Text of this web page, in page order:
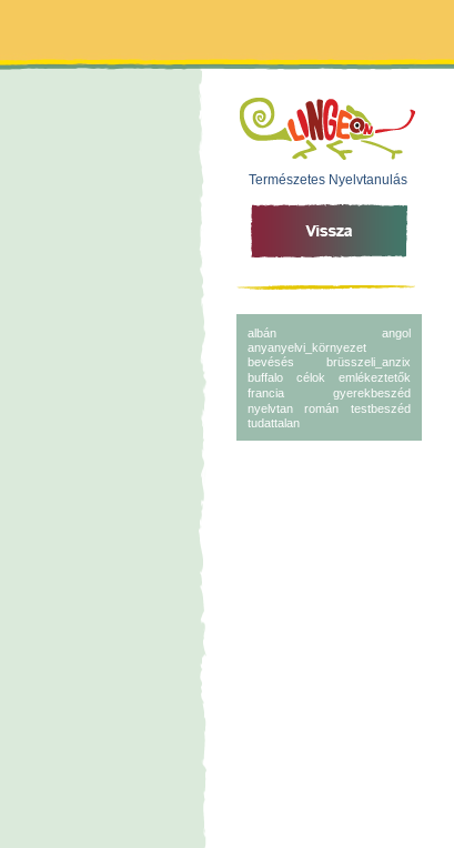
Természetes Nyelvtanulás
albán
angol
anyanyelvi_környezet
bevésés
brüsszeli_anzix
buffalo
célok
emlékeztetők
francia
gyerekbeszéd
nyelvtan
román
testbeszéd
tudattalan